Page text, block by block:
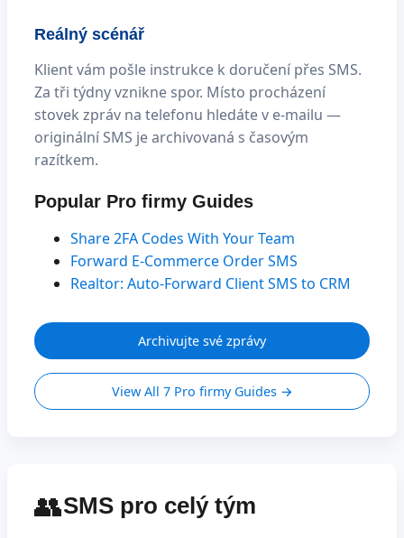
Reálný scénář
Klient vám pošle instrukce k doručení přes SMS.
Za tři týdny vznikne spor. Místo procházení
stovek zpráv na telefonu hledáte v e-mailu —
originální SMS je archivovaná s časovým
razítkem.
Popular Pro firmy Guides
Share 2FA Codes With Your Team
Forward E-Commerce Order SMS
Realtor: Auto-Forward Client SMS to CRM
Archivujte své zprávy
View All 7 Pro firmy Guides →
👥SMS pro celý tým